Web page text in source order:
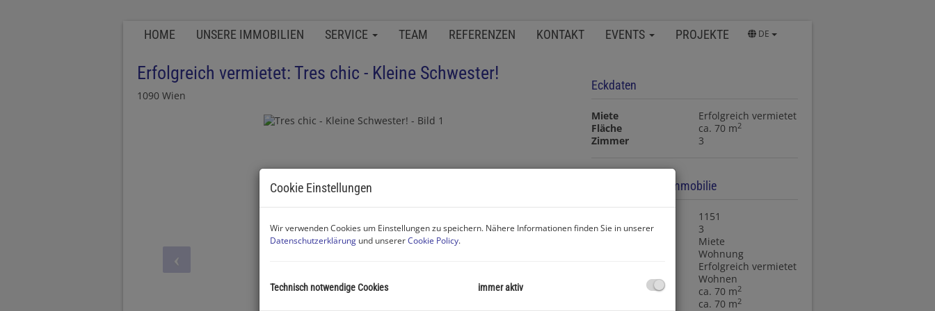
HOME UNSERE IMMOBILIEN SERVICE TEAM REFERENZEN KONTAKT EVENTS PROJEKTE DE
Erfolgreich vermietet: Tres chic - Kleine Schwester!
1090 Wien
Eckdaten
Miete
Erfolgreich vermietet
Fläche
ca. 70 m2
Zimmer 3
Basisdaten zur Immobilie
1151
Zimmer
3
Miete
Wohnung
Erfolgreich vermietet
Nutzungsart
Wohnen
ca. 70 m2
ca. 70 m2
Cookie Einstellungen
Wir verwenden Cookies um Einstellungen zu speichern. Nähere Informationen finden Sie in unserer
Datenschutzerklärung und unsererCookie Policy.
Technisch notwendige Cookies immer aktiv